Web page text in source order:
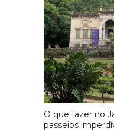
O que fazer no
passeios